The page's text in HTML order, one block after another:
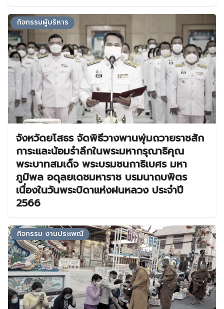
กิจกรรมผู้บริหาร
จังหวัดยโสธร จัดพิธีวางพานพุ่มถวายราชสัก
การะและน้อมรำลึกในพระมหากรุณาธิคุณ
พระบาทสมเด็จ พระบรมชนกาธิเบศร มหา
ภูมิพล อดุลยเดชมหาราช บรมนาถบพิตร
เนื่องในวันพระบิดาแห่งฝนหลวง ประจำปี
2566
กิจกรรม งานประเพณี